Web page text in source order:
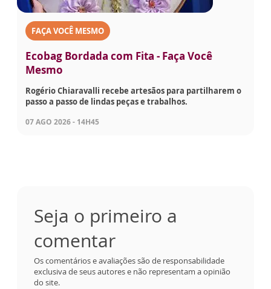
FAÇA VOCÊ MESMO
Ecobag Bordada com Fita - Faça Você
Mesmo
Rogério Chiaravalli recebe artesãos para partilharem o
passo a passo de lindas peças e trabalhos.
07 AGO 2026 - 14H45
Seja o primeiro a
comentar
Os comentários e avaliações são de responsabilidade
exclusiva de seus autores e não representam a opinião
do site.